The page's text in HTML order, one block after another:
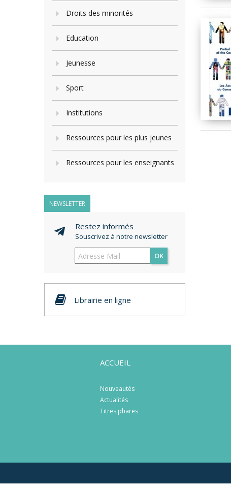
Droits des minorités
Education
Jeunesse
Sport
Institutions
Ressources pour les plus jeunes
Ressources pour les enseignants
NEWSLETTER
Restez informés
Souscrivez à notre newsletter
OK
Librairie en ligne
ACCUEIL
Nouveautés
Actualités
Titres phares